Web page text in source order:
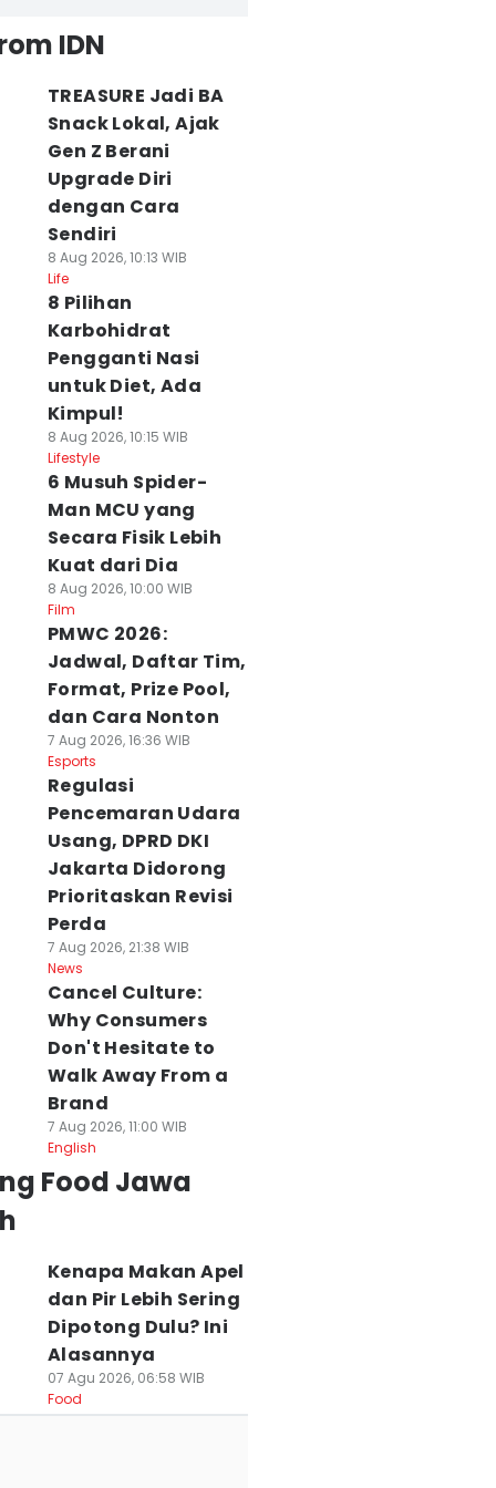
IDN
TREASURE Jadi BA
Snack Lokal, Ajak
Gen Z Berani
Upgrade Diri
dengan Cara
Sendiri
8 Aug 2026, 10:13 WIB
Life
8 Pilihan
Karbohidrat
Pengganti Nasi
untuk Diet, Ada
Kimpul!
8 Aug 2026, 10:15 WIB
Lifestyle
6 Musuh Spider-
Man MCU yang
Secara Fisik Lebih
Kuat dari Dia
8 Aug 2026, 10:00 WIB
Film
PMWC 2026:
Jadwal, Daftar Tim,
Format, Prize Pool,
dan Cara Nonton
7 Aug 2026, 16:36 WIB
Esports
Regulasi
Pencemaran Udara
Usang, DPRD DKI
Jakarta Didorong
Prioritaskan Revisi
Perda
7 Aug 2026, 21:38 WIB
News
Cancel Culture:
Why Consumers
Don't Hesitate to
Walk Away From a
Brand
7 Aug 2026, 11:00 WIB
English
Food Jawa
Kenapa Makan Apel
dan Pir Lebih Sering
Dipotong Dulu? Ini
Alasannya
07 Agu 2026, 06:58 WIB
Food